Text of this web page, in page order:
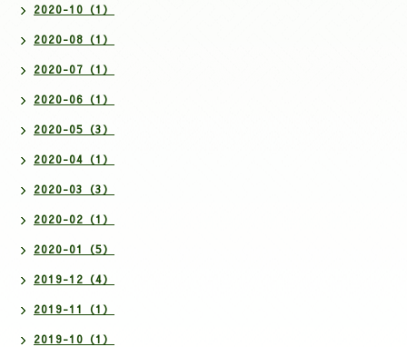
2020-10（1）
2020-08（1）
2020-07（1）
2020-06（1）
2020-05（3）
2020-04（1）
2020-03（3）
2020-02（1）
2020-01（5）
2019-12（4）
2019-11（1）
2019-10（1）